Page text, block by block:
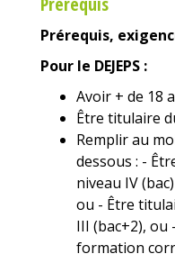
Prérequis,
Pour le DEJEPS :
Avoir + de 18
Être titulaire
Remplir au
dessous : -
niveau IV
ou - Être
III (bac+2), ou
formation